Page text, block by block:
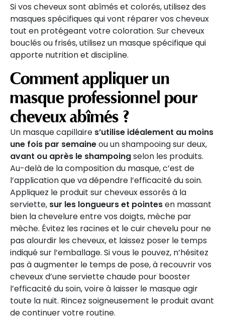
Si vos cheveux sont abîmés et colorés, utilisez des
masques spécifiques qui vont réparer vos cheveux
tout en protégeant votre coloration. Sur cheveux
bouclés ou frisés, utilisez un masque spécifique qui
apporte nutrition et discipline.
Comment appliquer un
masque professionnel pour
cheveux abîmés ?
Un masque capillaire s’utilise idéalement au moins
une fois par semaineou un shampooing sur deux,
avant ou après le shampoingselon les produits.
Au-delà de la composition du masque, c’est de
l’application que va dépendre l’efficacité du soin.
Appliquez le produit sur cheveux essorés à la
serviette, sur les longueurs et pointesen massant
bien la chevelure entre vos doigts, mèche par
mèche. Évitez les racines et le cuir chevelu pour ne
pas alourdir les cheveux, et laissez poser le temps
indiqué sur l’emballage. Si vous le pouvez, n’hésitez
pas à augmenter le temps de pose, à recouvrir vos
cheveux d’une serviette chaude pour booster
l’efficacité du soin, voire à laisser le masque agir
toute la nuit. Rincez soigneusement le produit avant
de continuer votre routine.